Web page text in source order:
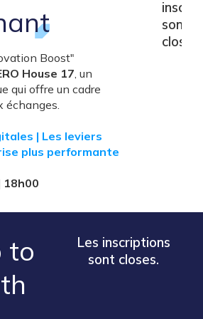
Boost"
House 17, un
qui offre un cadre
échanges.
| Les leviers
plus performante
18h00
sont
closes.
to
Les inscriptions
sont closes.